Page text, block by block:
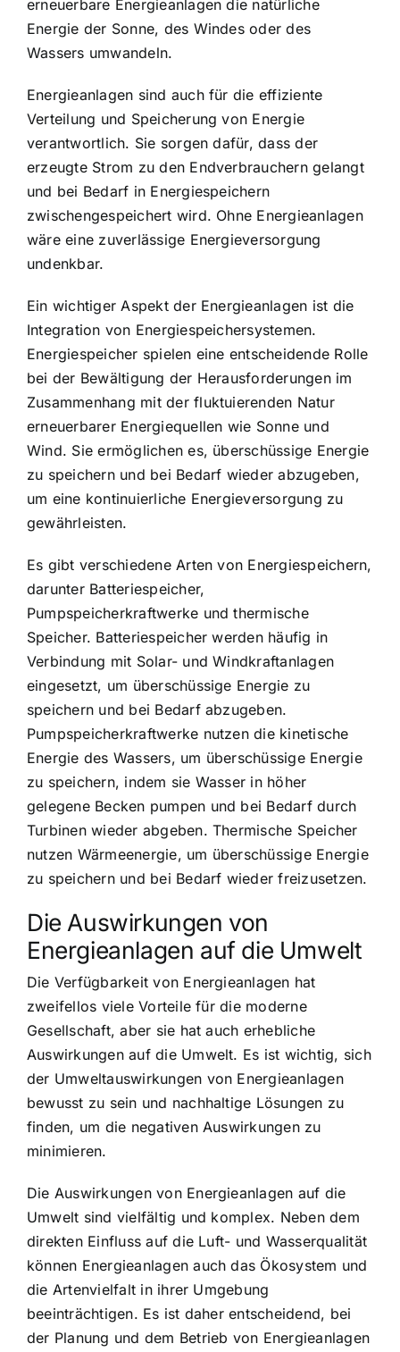
erneuerbare Energieanlagen die natürliche
Energie der Sonne, des Windes oder des
Wassers umwandeln.
Energieanlagen sind auch für die effiziente
Verteilung und Speicherung von Energie
verantwortlich. Sie sorgen dafür, dass der
erzeugte Strom zu den Endverbrauchern gelangt
und bei Bedarf in Energiespeichern
zwischengespeichert wird. Ohne Energieanlagen
wäre eine zuverlässige Energieversorgung
undenkbar.
Ein wichtiger Aspekt der Energieanlagen ist die
Integration von Energiespeichersystemen.
Energiespeicher spielen eine entscheidende Rolle
bei der Bewältigung der Herausforderungen im
Zusammenhang mit der fluktuierenden Natur
erneuerbarer Energiequellen wie Sonne und
Wind. Sie ermöglichen es, überschüssige Energie
zu speichern und bei Bedarf wieder abzugeben,
um eine kontinuierliche Energieversorgung zu
gewährleisten.
Es gibt verschiedene Arten von Energiespeichern,
darunter Batteriespeicher,
Pumpspeicherkraftwerke und thermische
Speicher. Batteriespeicher werden häufig in
Verbindung mit Solar- und Windkraftanlagen
eingesetzt, um überschüssige Energie zu
speichern und bei Bedarf abzugeben.
Pumpspeicherkraftwerke nutzen die kinetische
Energie des Wassers, um überschüssige Energie
zu speichern, indem sie Wasser in höher
gelegene Becken pumpen und bei Bedarf durch
Turbinen wieder abgeben. Thermische Speicher
nutzen Wärmeenergie, um überschüssige Energie
zu speichern und bei Bedarf wieder freizusetzen.
Die Auswirkungen von
Energieanlagen auf die Umwelt
Die Verfügbarkeit von Energieanlagen hat
zweifellos viele Vorteile für die moderne
Gesellschaft, aber sie hat auch erhebliche
Auswirkungen auf die Umwelt. Es ist wichtig, sich
der Umweltauswirkungen von Energieanlagen
bewusst zu sein und nachhaltige Lösungen zu
finden, um die negativen Auswirkungen zu
minimieren.
Die Auswirkungen von Energieanlagen auf die
Umwelt sind vielfältig und komplex. Neben dem
direkten Einfluss auf die Luft- und Wasserqualität
können Energieanlagen auch das Ökosystem und
die Artenvielfalt in ihrer Umgebung
beeinträchtigen. Es ist daher entscheidend, bei
der Planung und dem Betrieb von Energieanlagen